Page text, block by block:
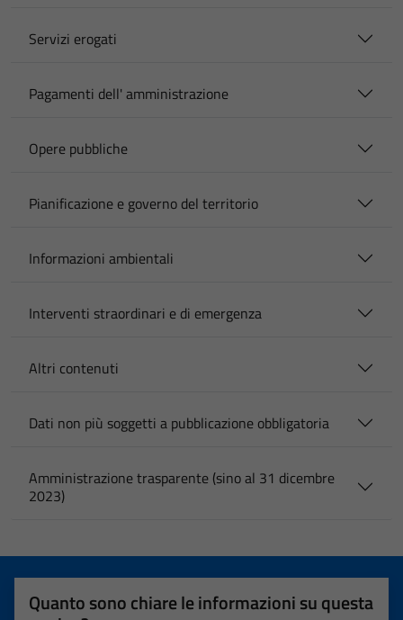
Servizi erogati
Pagamenti dell' amministrazione
Opere pubbliche
Pianificazione e governo del territorio
Informazioni ambientali
Interventi straordinari e di emergenza
Altri contenuti
Dati non più soggetti a pubblicazione obbligatoria
Amministrazione trasparente (sino al 31 dicembre
2023)
Quanto sono chiare le informazioni su questa